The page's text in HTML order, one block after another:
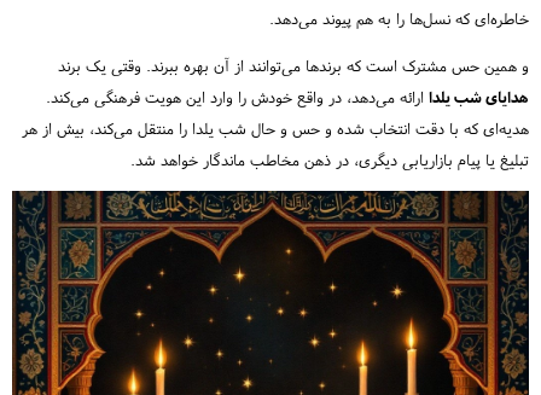
خاطره‌ای که نسل‌ها را به هم پیوند می‌دهد.
و همین حس مشترک است که برندها می‌توانند از آن بهره ببرند. وقتی یک برند
هدایای شب یلدا ارائه می‌دهد، در واقع خودش را وارد این هویت فرهنگی می‌کند.
هدیه‌ای که با دقت انتخاب شده و حس و حال شب یلدا را منتقل می‌کند، بیش از هر
تبلیغ یا پیام بازاریابی دیگری، در ذهن مخاطب ماندگار خواهد شد.